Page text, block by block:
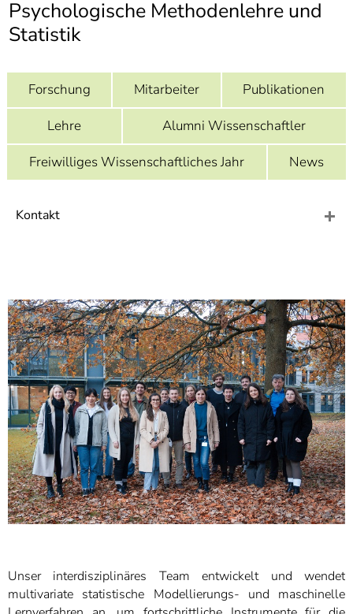
7 ]
Informationen zur
Psychologische Methodenlehre und
Statistik
Forschung Mitarbeiter
Publikationen
Lehre
Alumni Wissenschaftler
Freiwilliges Wissenschaftliches Jahr
News
Kontakt
Unser interdisziplinäres Team entwickelt und wendet
multivariate statistische Modellierungs- und maschinelle